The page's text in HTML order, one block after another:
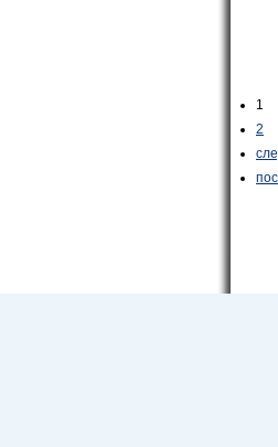
1
2